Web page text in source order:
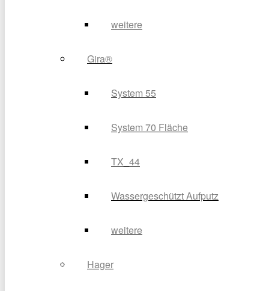
weitere
Gira®
System 55
System 70 Fläche
TX_44
Wassergeschützt Aufputz
weitere
Hager